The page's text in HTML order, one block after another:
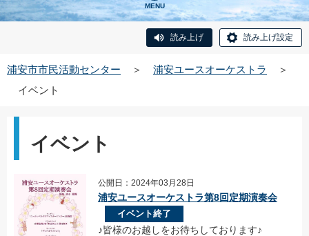
MENU
読み上げ 読み上げ設定
浦安市市民活動センター ＞ 浦安ユースオーケストラ
＞
イベント
イベント
公開日：2024年03月28日
浦安ユースオーケストラ第8回定期演奏会
イベント終了
♪皆様のお越しをお待ちしております♪